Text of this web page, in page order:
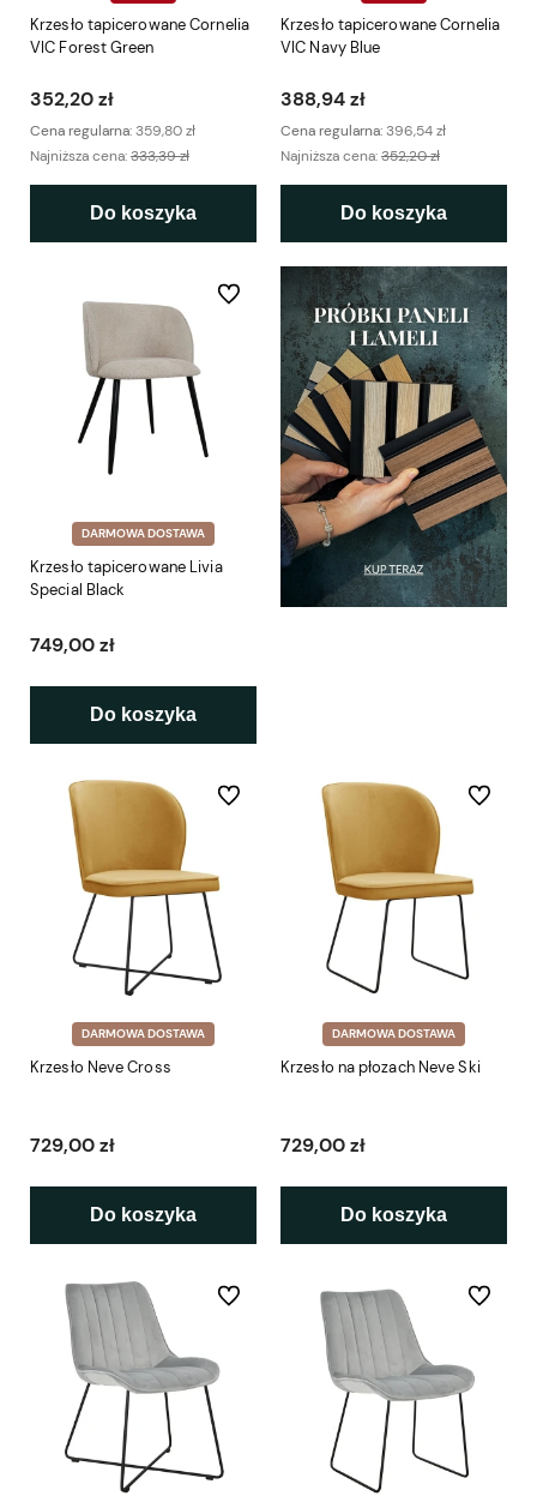
Krzesło tapicerowane Cornelia
VIC Forest Green
352,20 zł
Cena regularna:359,80 zł
Najniższa cena:333,39 zł
Do koszyka
Krzesło tapicerowane Cornelia
VIC Navy Blue
388,94 zł
Cena regularna:396,54 zł
Najniższa cena:352,20 zł
Do koszyka
DARMOWA DOSTAWA
Krzesło tapicerowane Livia
Special Black
749,00 zł
Do koszyka
Do ulubionych
DARMOWA DOSTAWA
Krzesło Neve Cross
729,00 zł
Do koszyka
Do ulubionych
DARMOWA DOSTAWA
Krzesło na płozach Neve Ski
729,00 zł
Do koszyka
Do
Do ulubionych Do